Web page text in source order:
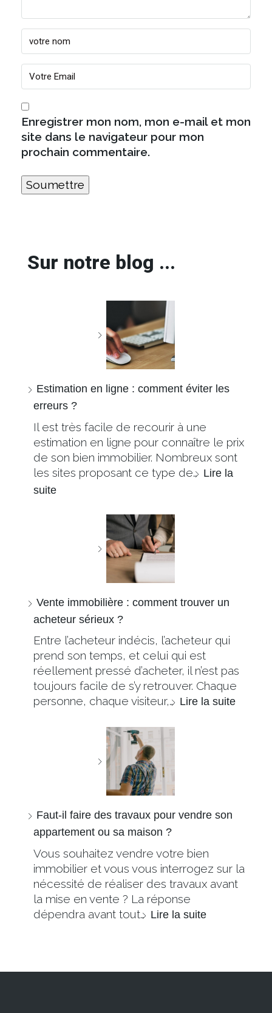
Enregistrer mon nom, mon e-mail et mon
site dans le navigateur pour mon
prochain commentaire.
Sur notre blog ...
Estimation en ligne : comment éviter les
erreurs ?
Il est très facile de recourir à une
estimation en ligne pour connaître le prix
de son bien immobilier. Nombreux sont
les sites proposant ce type de… Lire la
suite
Vente immobilière : comment trouver un
acheteur sérieux ?
Entre l’acheteur indécis, l’acheteur qui
prend son temps, et celui qui est
réellement pressé d’acheter, il n’est pas
toujours facile de s’y retrouver. Chaque
personne, chaque visiteur,… Lire la suite
Faut-il faire des travaux pour vendre son
appartement ou sa maison ?
Vous souhaitez vendre votre bien
immobilier et vous vous interrogez sur la
nécessité de réaliser des travaux avant
la mise en vente ? La réponse
dépendra avant tout… Lire la suite